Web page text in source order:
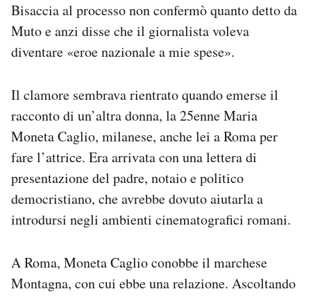
Bisaccia al processo non confermò quanto detto da
Muto e anzi disse che il giornalista voleva
diventare «eroe nazionale a mie spese».
Il clamore sembrava rientrato quando emerse il
racconto di un’altra donna, la 25enne Maria
Moneta Caglio, milanese, anche lei a Roma per
fare l’attrice. Era arrivata con una lettera di
presentazione del padre, notaio e politico
democristiano, che avrebbe dovuto aiutarla a
introdursi negli ambienti cinematografici romani.
A Roma, Moneta Caglio conobbe il marchese
Montagna, con cui ebbe una relazione. Ascoltando